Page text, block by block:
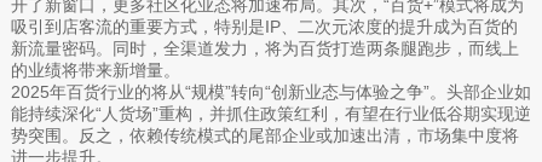
开了新窗口，更多社区化业态将加速布局。其次，“百货+”模式将成为
吸引到店客流的重要方式，特别是IP、二次元浓度的提升成为百货的
新流量密码。同时，全渠道发力，将为百货打造两条腿跑步，而线上
的业绩将带来新增量。
2025年百货行业的将从“规模”转向“创新业态与体验之争”。头部企业如
能持续深化“人货场”重构，并抓住政策红利，有望在行业低谷期实现逆
势突围。反之，依赖传统模式的尾部企业或加速出清，市场集中度将
进一步提升。